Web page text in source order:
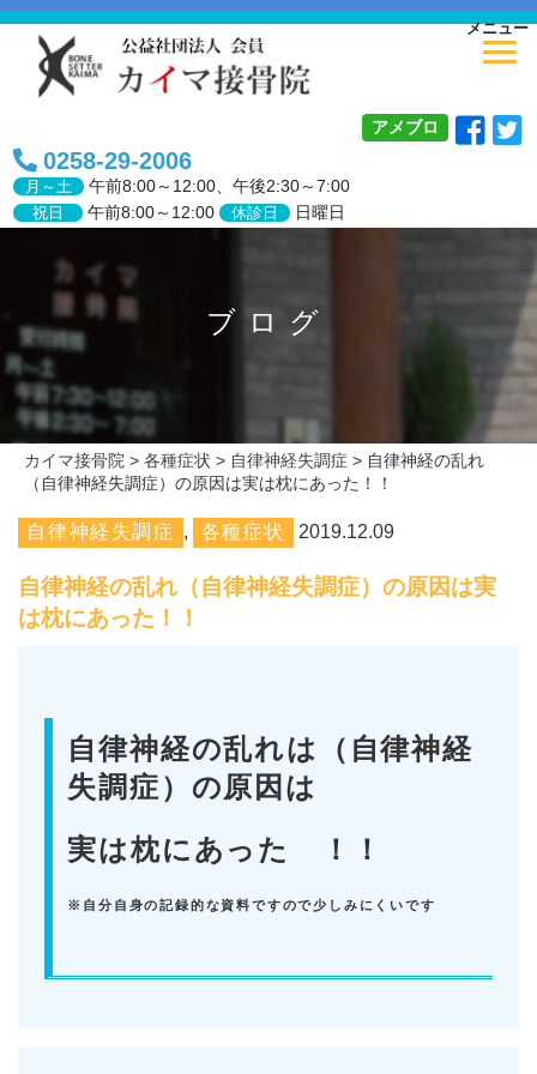
アメブロ
0258-29-2006
月～土 午前8:00～12:00、午後2:30～7:00
祝日 午前8:00～12:00 休診日 日曜日
メニュー
ブログ
カイマ接骨院 > 各種症状 > 自律神経失調症 > 自律神経の乱れ
（自律神経失調症）の原因は実は枕にあった！！
自律神経失調症 , 各種症状 2019.12.09
自律神経の乱れ（自律神経失調症）の原因は実
は枕にあった！！
自律神経の乱れは（自律神経
失調症）の原因は
実は枕にあった ！！
※自分自身の記録的な資料ですので少しみにくいです